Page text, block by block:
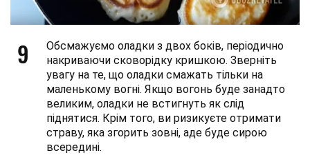
9
Обсмажуємо оладки з двох боків, періодично
накриваючи сковорідку кришкою. Зверніть
увагу на те, що оладки смажать тільки на
маленькому вогні. Якщо вогонь буде занадто
великим, оладки не встигнуть як слід
піднятися. Крім того, ви ризикуєте отримати
страву, яка згорить зовні, аде буде сирою
всередині.